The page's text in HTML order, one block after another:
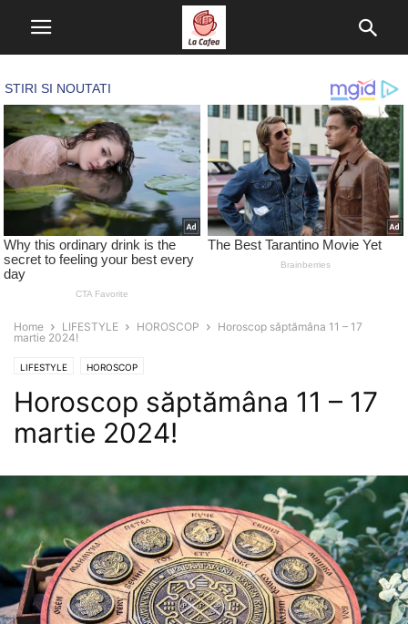
Home LIFESTYLE HOROSCOP
Horoscop săptămâna 11 – 17
martie 2024!
LIFESTYLE HOROSCOP
Horoscop săptămâna 11 – 17
martie 2024!